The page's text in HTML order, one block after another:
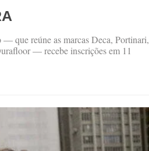
que reúne as marcas Deca, Portinari,
— recebe inscrições em 11